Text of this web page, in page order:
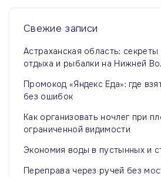
Свежие записи
Астраханская область: секреты
отдыха и рыбалки на Нижней
Промокод «Яндекс Еда»: где
без ошибок
Как организовать ночлег при
ограниченной видимости
Экономия воды в пустынных и
Переправа через ручей без